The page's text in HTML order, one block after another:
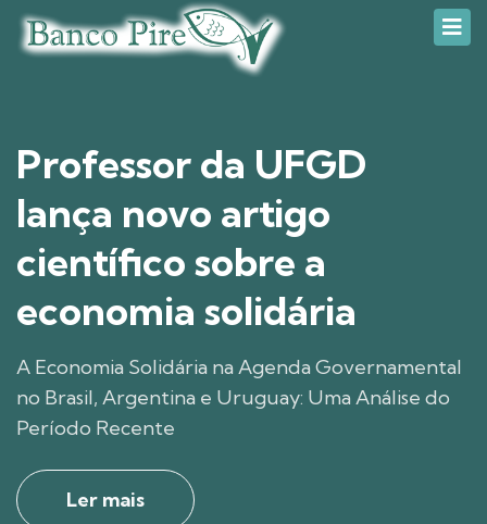
Professor da UFGD
lança novo artigo
científico sobre a
economia solidária
A Economia Solidária na Agenda Governamental
no Brasil, Argentina e Uruguay: Uma Análise do
Período Recente
Ler mais